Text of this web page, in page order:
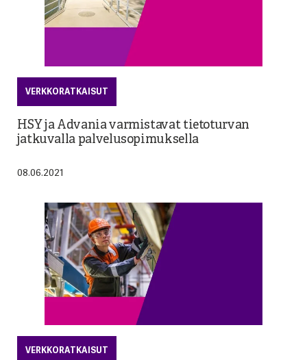
VERKKORATKAISUT
HSY ja Advania varmistavat tietoturvan
jatkuvalla palvelusopimuksella
08.06.2021
VERKKORATKAISUT